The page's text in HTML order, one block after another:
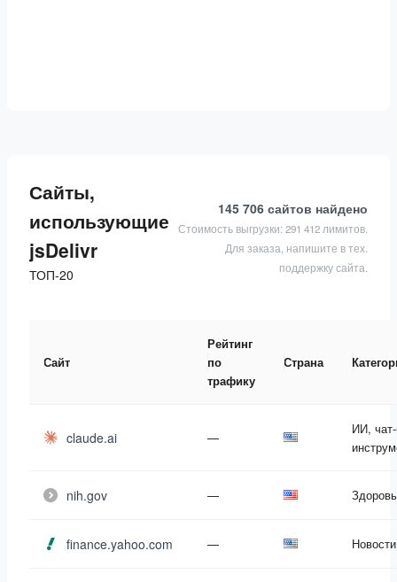
Сайты,
использующие
jsDelivr
ТОП-20
145 706 сайтов найдено
Стоимость выгрузки: 291 412 лимитов.
Для заказа, напишите в тех.
поддержку сайта.
Сайт
Рейтинг
по
трафику
Страна
claude.ai —
ИИ,
nih.gov —
finance.yahoo.com —